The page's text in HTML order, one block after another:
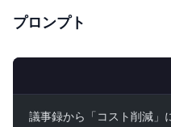
プロンプト
議事録から「コスト削減」